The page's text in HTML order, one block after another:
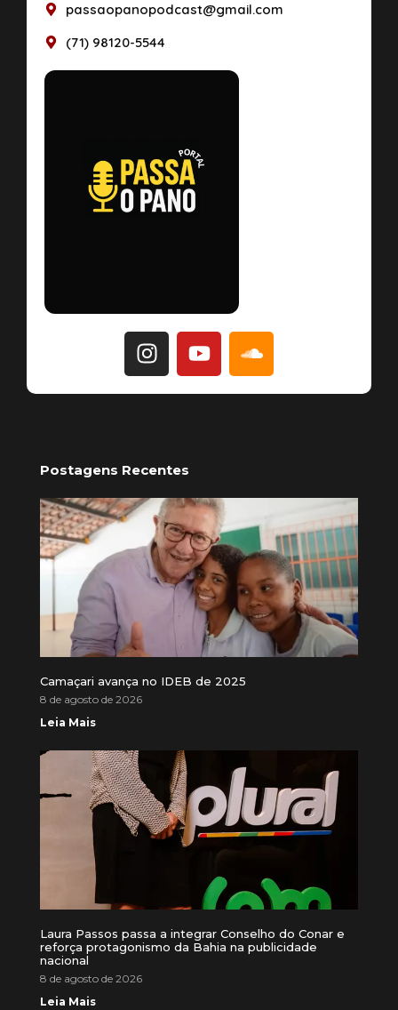
passaopanopodcast@gmail.com
(71) 98120-5544
Postagens Recentes
Camaçari avança no IDEB de 2025
8 de agosto de 2026
Leia Mais
Laura Passos passa a integrar Conselho do Conar e
reforça protagonismo da Bahia na publicidade
nacional
8 de agosto de 2026
Leia Mais